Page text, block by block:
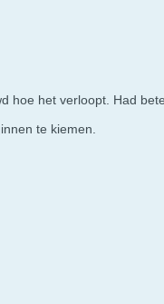
hoe het verloopt. Had
te kiemen.